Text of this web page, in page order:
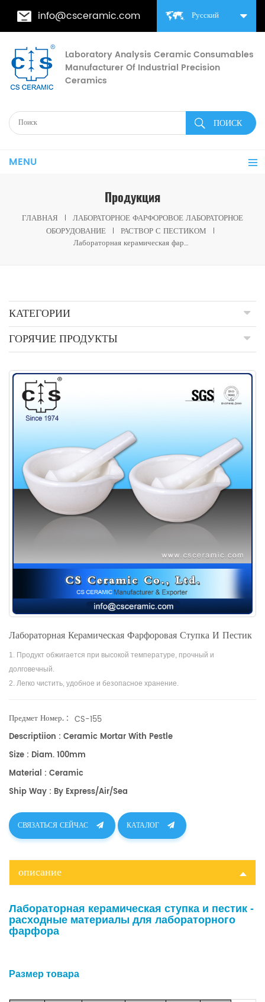
Русский
info@csceramic.com
Laboratory Analysis Ceramic Consumables
Manufacturer Of Industrial Precision
Ceramics
MENU
Продукция
ГЛАВНАЯ
ЛАБОРАТОРНОЕ ФАРФОРОВОЕ ЛАБОРАТОРНОЕ
ОБОРУДОВАНИЕ
РАСТВОР С ПЕСТИКОМ
Лабораторная керамическая фарфоровая ступка и пестик
КАТЕГОРИИ
ГОРЯЧИЕ ПРОДУКТЫ
Лабораторная Керамическая Фарфоровая Ступка И Пестик
1. Продукт обжигается при высокой температуре, прочный и
долговечный.
2. Легко чистить, удобное и безопасное хранение.
Предмет Номер. : CS-155
Descriptiion : Ceramic Mortar With Pestle
Size : Diam. 100mm
Material : Ceramic
Ship Way : By Express/air/sea
СВЯЗАТЬСЯ СЕЙЧАС КАТАЛОГ
описание
Лабораторная керамическая ступка и пестик -
расходные материалы для лабораторного
фарфора
Размер товара